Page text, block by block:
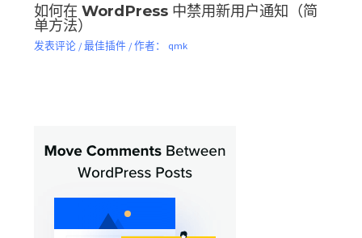
如何在 WordPress 中禁用新用户通知（简
单方法）
发表评论 /最佳插件/ 作者： qmk